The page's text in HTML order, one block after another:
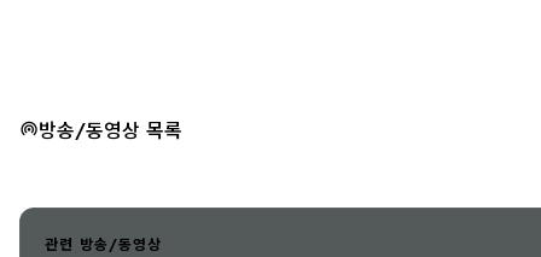
방송/동영상 목록
관련 방송/동영상